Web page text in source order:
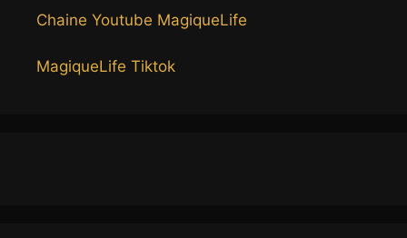
Chaine Youtube MagiqueLife
MagiqueLife Tiktok